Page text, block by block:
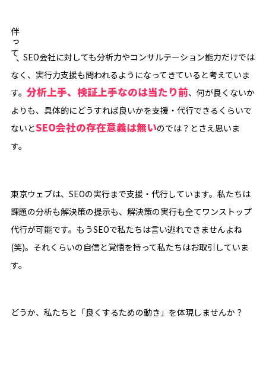
伴って、 SEO会社に対しても分析力やコンサルテーション能力だけでは
なく、実行力支援も問われるようになってきていると考えていま
す。 分析上手、検証上手なのは当たり前、何が良くないか
よりも、具体的にどうすれば良いかを支援・代行できるくらいで
ないとSEO会社の存在意義は無いのでは？とさえ思いま
す。
東京ウェブは、SEOの実行まで支援・代行しています。私たちは
課題の分析も解決策の提示も、解決策の実行も全てワンストップ
代行が可能です。もうSEOで私たちは言い逃れできませんよね
(笑)。それくらいの自信と覚悟を持って私たちはお取引していま
す。
どうか、私たちと「良くするための動き」を体現しませんか？